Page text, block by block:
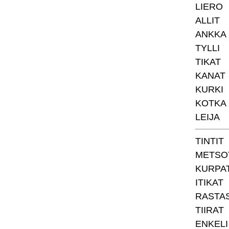
LIERO
ALLIT
ANKKA
TYLLI
TIKAT
KANAT
KURKI
KOTKA
LEIJA
TINTIT
ITIKAT
TIIRAT
ENKELI